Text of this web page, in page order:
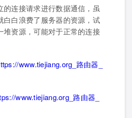
连接请求进行数据通信，虽
白白浪费了服务器的资源，试
堆资源，可能对于正常的连接